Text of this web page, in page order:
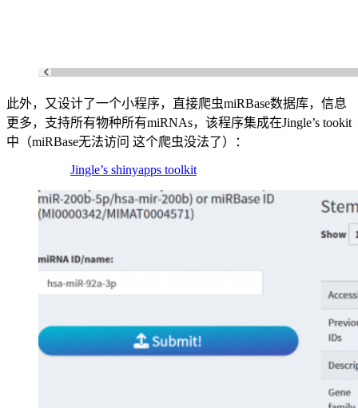
此外，又设计了一个小程序，直接爬虫miRBase数据库，信息
更多，支持所有物种所有miRNAs，该程序集成在Jingle’s tookit
中（miRBase无法访问 这个爬虫没法了）：
Jingle’s shinyapps toolkit